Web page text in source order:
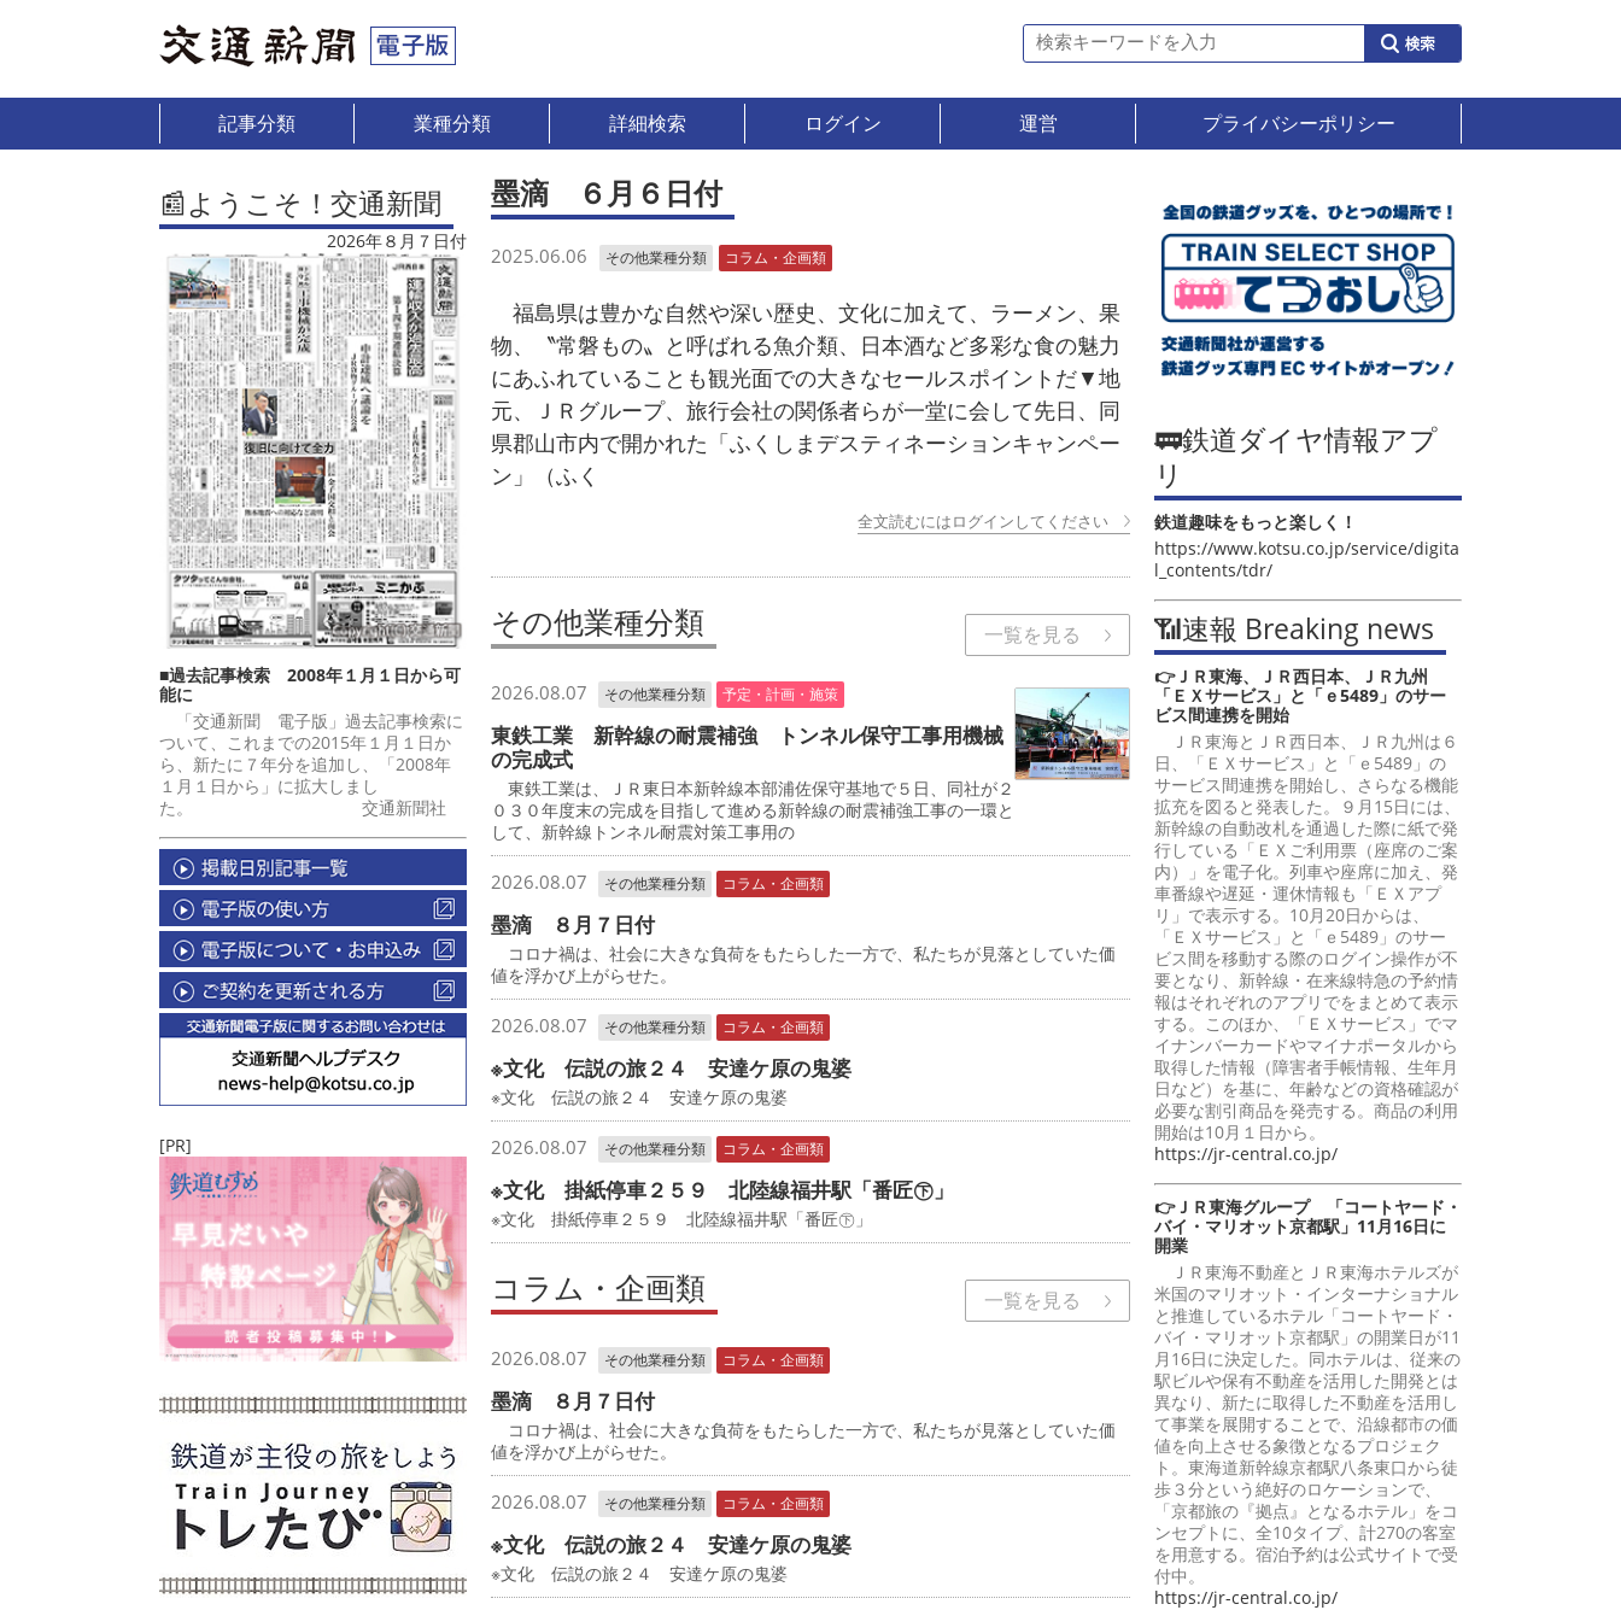
記事分類 業種分類 詳細検索 ログイン 運営 プライバシーポリシー
📰ようこそ！交通新聞
2026年８月７日付
■過去記事検索 2008年１月１日から可
能に
「交通新聞 電子版」過去記事検索に
ついて、これまでの2015年１月１日か
ら、新たに７年分を追加し、「2008年
１月１日から」に拡大しまし
た。 交通新聞社
[PR]
墨滴 ６月６日付
2025.06.06 その他業種分類 コラム・企画類
福島県は豊かな自然や深い歴史、文化に加えて、ラーメン、果
物、〝常磐もの〟と呼ばれる魚介類、日本酒など多彩な食の魅力
にあふれていることも観光面での大きなセールスポイントだ▼地
元、ＪＲグループ、旅行会社の関係者らが一堂に会して先日、同
県郡山市内で開かれた「ふくしまデスティネーションキャンペー
ン」（ふく
全文読むにはログインしてください
その他業種分類 一覧を見る
2026.08.07 その他業種分類 予定・計画・施策
東鉄工業 新幹線の耐震補強 トンネル保守工事用機械
の完成式
東鉄工業は、ＪＲ東日本新幹線本部浦佐保守基地で５日、同社が２
０３０年度末の完成を目指して進める新幹線の耐震補強工事の一環と
して、新幹線トンネル耐震対策工事用の
2026.08.07 その他業種分類 コラム・企画類
墨滴 ８月７日付
コロナ禍は、社会に大きな負荷をもたらした一方で、私たちが見落としていた価
値を浮かび上がらせた。
2026.08.07 その他業種分類 コラム・企画類
※文化 伝説の旅２４ 安達ケ原の鬼婆
※文化 伝説の旅２４ 安達ケ原の鬼婆
2026.08.07 その他業種分類 コラム・企画類
※文化 掛紙停車２５９ 北陸線福井駅「番匠㊦」
※文化 掛紙停車２５９ 北陸線福井駅「番匠㊦」
コラム・企画類 一覧を見る
2026.08.07 その他業種分類 コラム・企画類
墨滴 ８月７日付
コロナ禍は、社会に大きな負荷をもたらした一方で、私たちが見落としていた価
値を浮かび上がらせた。
2026.08.07 その他業種分類 コラム・企画類
※文化 伝説の旅２４ 安達ケ原の鬼婆
※文化 伝説の旅２４ 安達ケ原の鬼婆
🚃鉄道ダイヤ情報アプ
リ
鉄道趣味をもっと楽しく！
https://www.kotsu.co.jp/service/digita
l_contents/tdr/
📶速報 Breaking news
👉ＪＲ東海、ＪＲ西日本、ＪＲ九州
「ＥＸサービス」と「ｅ5489」のサー
ビス間連携を開始
ＪＲ東海とＪＲ西日本、ＪＲ九州は６
日、「ＥＸサービス」と「ｅ5489」の
サービス間連携を開始し、さらなる機能
拡充を図ると発表した。９月15日には、
新幹線の自動改札を通過した際に紙で発
行している「ＥＸご利用票（座席のご案
内）」を電子化。列車や座席に加え、発
車番線や遅延・運休情報も「ＥＸアプ
リ」で表示する。10月20日からは、
「ＥＸサービス」と「ｅ5489」のサー
ビス間を移動する際のログイン操作が不
要となり、新幹線・在来線特急の予約情
報はそれぞれのアプリでをまとめて表示
する。このほか、「ＥＸサービス」でマ
イナンバーカードやマイナポータルから
取得した情報（障害者手帳情報、生年月
日など）を基に、年齢などの資格確認が
必要な割引商品を発売する。商品の利用
開始は10月１日から。
https://jr-central.co.jp/
👉ＪＲ東海グループ 「コートヤード・
バイ・マリオット京都駅」11月16日に
開業
ＪＲ東海不動産とＪＲ東海ホテルズが
米国のマリオット・インターナショナル
と推進しているホテル「コートヤード・
バイ・マリオット京都駅」の開業日が11
月16日に決定した。同ホテルは、従来の
駅ビルや保有不動産を活用した開発とは
異なり、新たに取得した不動産を活用し
て事業を展開することで、沿線都市の価
値を向上させる象徴となるプロジェク
ト。東海道新幹線京都駅八条東口から徒
歩３分という絶好のロケーションで、
「京都旅の『拠点』となるホテル」をコ
ンセプトに、全10タイプ、計270の客室
を用意する。宿泊予約は公式サイトで受
付中。
https://jr-central.co.jp/